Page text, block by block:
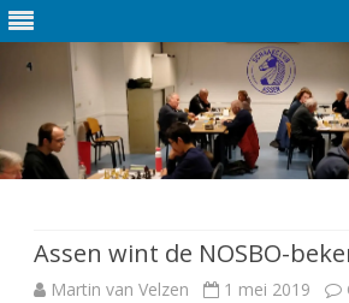
de
inhoud
Assen wint de NOSBO-
Martin van Velzen 1 mei 2019